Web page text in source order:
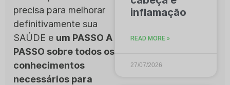
precisa para melhorar
definitivamente sua
SAÚDE e um PASSO A
PASSO sobre todos os
conhecimentos
necessários para
inflamação
READ MORE »
27/07/2026